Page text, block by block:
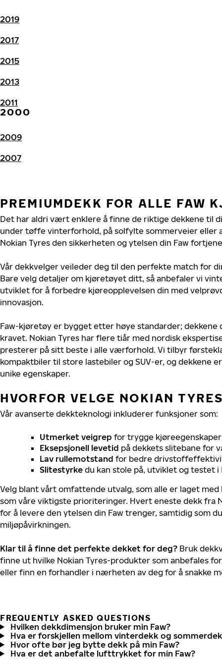
2019
2017
2015
2013
2011
2000
2009
2007
PREMIUMDEKK FOR ALLE FAW
Det har aldri vært enklere å finne de riktige dekkene til
under tøffe vinterforhold, på solfylte sommerveier eller
Nokian Tyres den sikkerheten og ytelsen din Faw
Vår dekkvelger veileder deg til den perfekte match for
Bare velg detaljer om kjøretøyet ditt, så anbefaler vi
utviklet for å forbedre kjøreopplevelsen din med
innovasjon.
Faw-kjøretøy er bygget etter høye standarder; dekkene
kravet. Nokian Tyres har flere tiår med nordisk
presterer på sitt beste i alle værforhold. Vi tilbyr
kompaktbiler til store lastebiler og SUV-er, og dekkene
unike egenskaper.
HVORFOR VELGE NOKIAN
Vår avanserte dekkteknologi inkluderer funksjoner som:
Utmerket veigrep for trygge
Eksepsjonell levetid på dekkets slitebane for
Lav rullemotstand for bedre
Slitestyrke du kan stole på, utviklet og testet i
Velg blant vårt omfattende utvalg, som alle er laget
som våre viktigste prioriteringer. Hvert eneste dekk fra
for å levere den ytelsen din Faw trenger, samtidig som
miljøpåvirkningen.
Klar til å finne det perfekte dekket for deg? Bruk
finne ut hvilke Nokian Tyres-produkter som anbefales
eller finn en forhandler i nærheten av deg for å snakke
FREQUENTLY ASKED QUESTIONS
Hvilken dekkdimensjon bruker min Faw?
Hva er forskjellen mellom vinterdekk og
Hvor ofte bør jeg bytte dekk på min Faw?
Hva er det anbefalte lufttrykket for min Faw?